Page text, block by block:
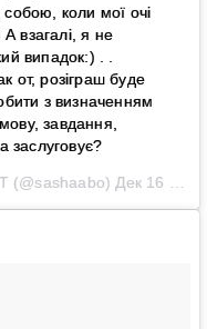
коли мої очі
А взагалі, я не
випадок:) . .
от, розіграш буде
з визначенням
завдання,
заслуговує?
(@sashaabo) Дек 16 2016 в 11:47 PST